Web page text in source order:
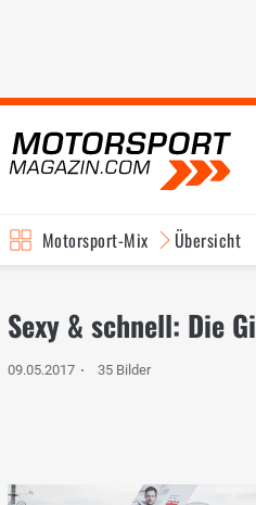
Motorsport-Mix Übersicht
Sexy & schnell: Die
09.05.2017 35 Bilder